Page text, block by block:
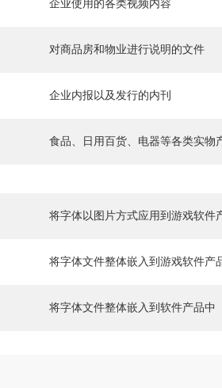
企业使用的各类视频内容
对商品房和物业进行说明的文件
企业内报以及发行的内刊
食品、日用百货、电器等各类实物
将字体以图片方式应用到游戏软件
将字体文件整体嵌入到游戏软件产
将字体文件整体嵌入到软件产品中